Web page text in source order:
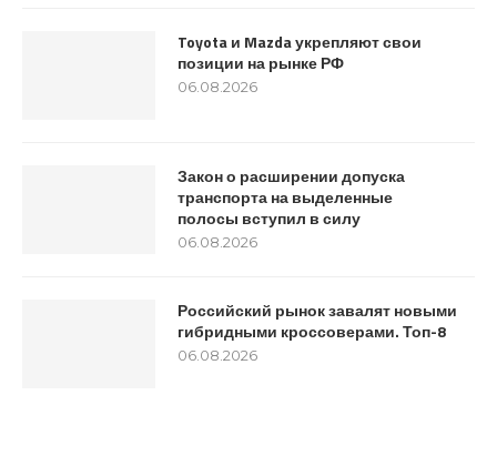
Toyota и Mazda укрепляют свои
позиции на рынке РФ
06.08.2026
Закон о расширении допуска
транспорта на выделенные
полосы вступил в силу
06.08.2026
Российский рынок завалят новыми
гибридными кроссоверами. Топ-8
06.08.2026